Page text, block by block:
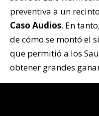
preventiva a un
Caso Audios. En
de cómo se montó el
que permitió a los
obtener grandes